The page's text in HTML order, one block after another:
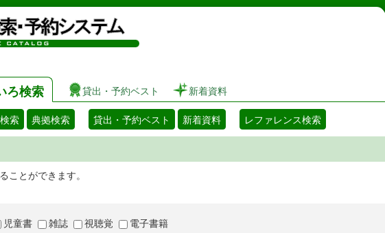
図書館 蔵書検索・予約システム
ろ検索 貸出・予約ベスト 新着資料
索 典拠検索 貸出・予約ベスト 新着資料 レファレンス検索
ことができます。
児童書 雑誌 視聴覚 電子書籍